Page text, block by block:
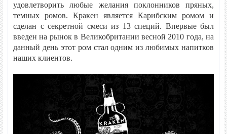
- или -
В закладки
Рейтинг:
Основано на 10 отзывах | Написать отзыв
Метки:
удовлетворить любые желания поклонников пряных,
темных ромов. Кракен является Карибским ромом и
сделан с секретной смеси из 13 специй. Впервые был
введен на рынок в Великобритании весной 2010 года, на
данный день этот ром стал одним из любимых напитков
наших клиентов.